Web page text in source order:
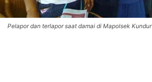
Pelapor dan terlapor saat damai di Mapolsek Kundur